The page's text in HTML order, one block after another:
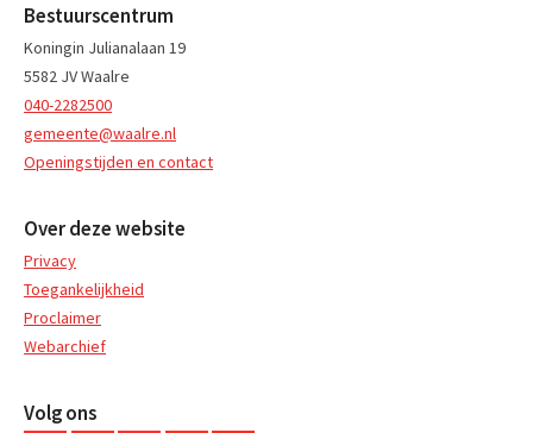
Bestuurscentrum
Koningin Julianalaan 19
5582 JV Waalre
040-2282500
gemeente@waalre.nl
Openingstijden en contact
Over deze website
Privacy
Toegankelijkheid
Proclaimer
Webarchief
Volg ons